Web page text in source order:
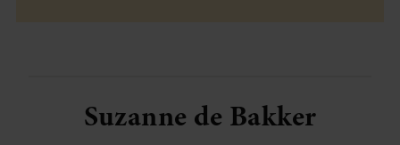
Suzanne de Bakker